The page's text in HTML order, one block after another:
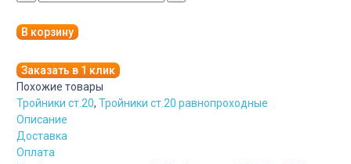
В корзину
Заказать в 1 клик
Похожие товары
Тройники ст.20, Тройники ст.20 равнопроходные
Описание
Доставка
Оплата